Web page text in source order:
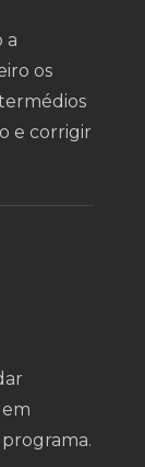
a
os
e corrigir